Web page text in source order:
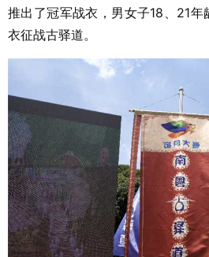
推出了冠军战衣，男女子18、21
衣征战古驿道。